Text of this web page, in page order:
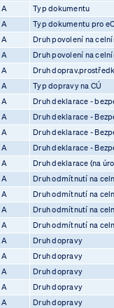
A
Typ dokumentu
A
Typ dokumentu pro
A
Druh povolení na
A
Druh povolení na
A
Druh
A
Typ dopravy na CÚ
A
Druh deklarace -
A
Druh deklarace -
A
Druh deklarace -
A
Druh deklarace -
A
Druh deklarace (na
A
Druh odmítnutí na
A
Druh odmítnutí na
A
Druh odmítnutí na
A
Druh odmítnutí na
A
Druh dopravy
A
Druh dopravy
A
Druh dopravy
A
Druh dopravy
A
Druh dopravy